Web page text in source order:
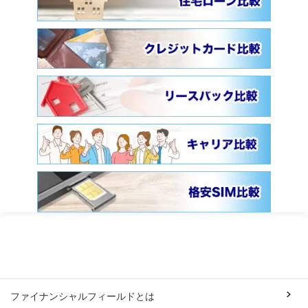
ファイナンシャルフィールドとは